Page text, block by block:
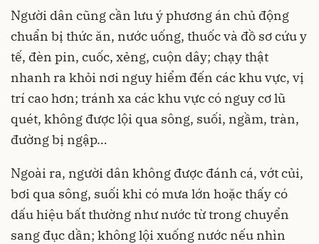
Người dân cũng cần lưu ý phương án chủ động
chuẩn bị thức ăn, nước uống, thuốc và đồ sơ cứu y
tế, đèn pin, cuốc, xẻng, cuộn dây; chạy thật
nhanh ra khỏi nơi nguy hiểm đến các khu vực, vị
trí cao hơn; tránh xa các khu vực có nguy cơ lũ
quét, không được lội qua sông, suối, ngầm, tràn,
đường bị ngập…
Ngoài ra, người dân không được đánh cá, vớt củi,
bơi qua sông, suối khi có mưa lớn hoặc thấy có
dấu hiệu bất thường như nước từ trong chuyển
sang đục dần; không lội xuống nước nếu nhìn